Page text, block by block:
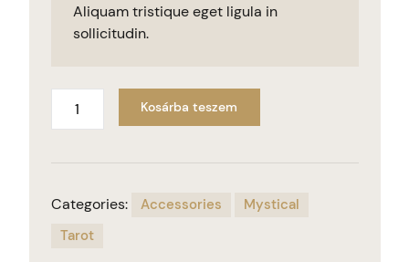
Aliquam tristique eget ligula in
sollicitudin.
Kosárba teszem
Categories: Accessories
Mystical
Tarot